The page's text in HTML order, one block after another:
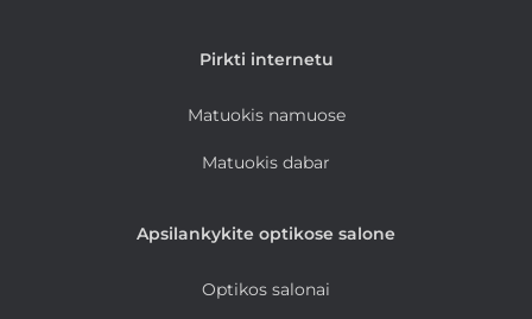
Pirkti internetu
Matuokis namuose
Matuokis dabar
Apsilankykite optikose salone
Optikos salonai